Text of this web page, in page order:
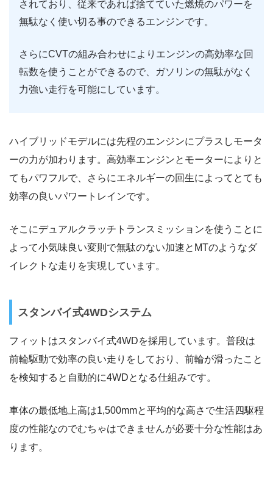
されており、従来であれば捨てていた燃焼のパワーを
無駄なく使い切る事のできるエンジンです。
さらにCVTの組み合わせによりエンジンの高効率な回
転数を使うことができるので、ガソリンの無駄がなく
力強い走行を可能にしています。
ハイブリッドモデルには先程のエンジンにプラスしモータ
ーの力が加わります。高効率エンジンとモーターによりと
てもパワフルで、さらにエネルギーの回生によってとても
効率の良いパワートレインです。
そこにデュアルクラッチトランスミッションを使うことに
よって小気味良い変則で無駄のない加速とMTのようなダ
イレクトな走りを実現しています。
スタンバイ式4WDシステム
フィットはスタンバイ式4WDを採用しています。普段は
前輪駆動で効率の良い走りをしており、前輪が滑ったこと
を検知すると自動的に4WDとなる仕組みです。
車体の最低地上高は1,500mmと平均的な高さで生活四駆程
度の性能なのでむちゃはできませんが必要十分な性能はあ
ります。